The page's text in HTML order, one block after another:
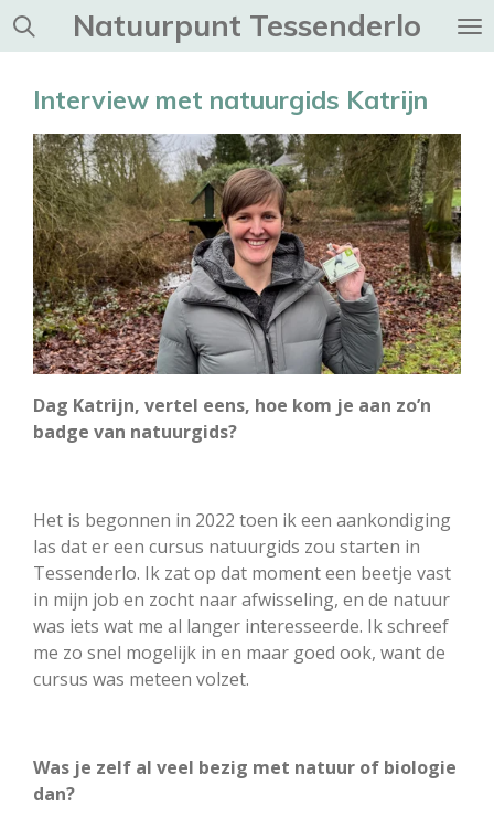
Ga
direct
Natuurpunt Tessenderlo
Interview met natuurgids Katrijn
Dag Katrijn, vertel eens, hoe kom je aan zo’n
badge van natuurgids?
Het is begonnen in 2022 toen ik een aankondiging
las dat er een cursus natuurgids zou starten in
Tessenderlo. Ik zat op dat moment een beetje vast
in mijn job en zocht naar afwisseling, en de natuur
was iets wat me al langer interesseerde. Ik schreef
me zo snel mogelijk in en maar goed ook, want de
cursus was meteen volzet.
Was je zelf al veel bezig met natuur of biologie
dan?